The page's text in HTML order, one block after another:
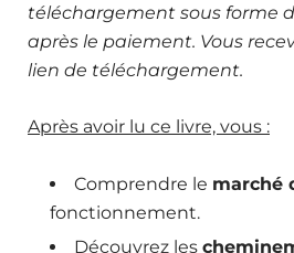
téléchargement sous forme
après le paiement. Vous
lien de téléchargement.
Après avoir lu ce livre, vous :
Comprendre le marché
fonctionnement.
Découvrez les